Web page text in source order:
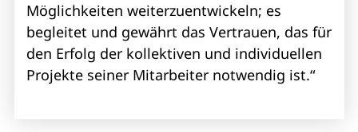
Möglichkeiten weiterzuentwickeln; es
begleitet und gewährt das Vertrauen, das für
den Erfolg der kollektiven und individuellen
Projekte seiner Mitarbeiter notwendig ist.“